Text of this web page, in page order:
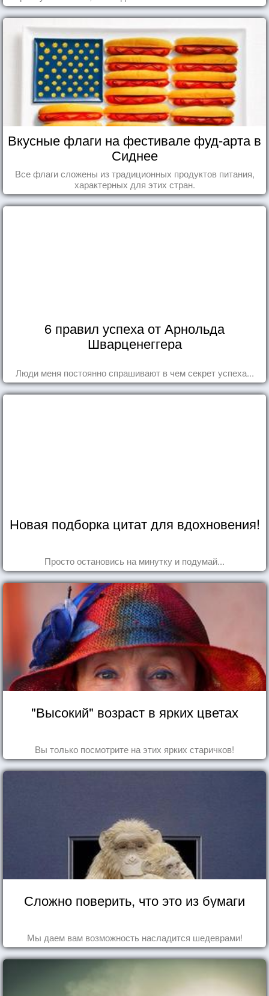
Вкусные флаги на фестивале фуд-арта в
Сиднее
Все флаги сложены из традиционных продуктов питания,
характерных для этих стран.
6 правил успеха от Арнольда
Шварценеггера
Люди меня постоянно спрашивают в чем секрет успеха...
Новая подборка цитат для вдохновения!
Просто остановись на минутку и подумай...
"Высокий" возраст в ярких цветах
Вы только посмотрите на этих ярких старичков!
Сложно поверить, что это из бумаги
Мы даем вам возможность насладится шедеврами!